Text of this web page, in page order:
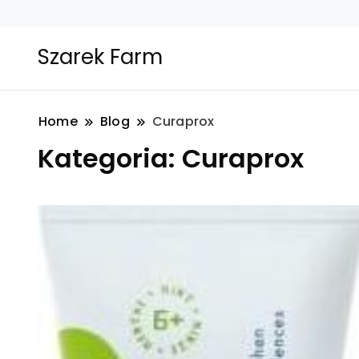
Szarek Farm
Home Blog Curaprox
Kategoria: Curaprox